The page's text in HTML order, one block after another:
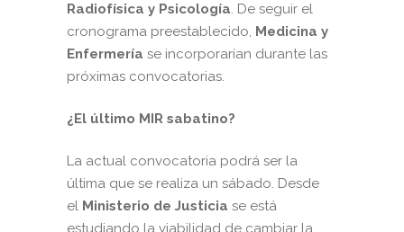
Radiofísica y Psicología. De seguir el
cronograma preestablecido, Medicina y
Enfermería se incorporarían durante las
próximas convocatorias.
¿El último MIR sabatino?
La actual convocatoria podrá ser la
última que se realiza un sábado. Desde
el Ministerio de Justicia se está
estudiando la viabilidad de cambiar la